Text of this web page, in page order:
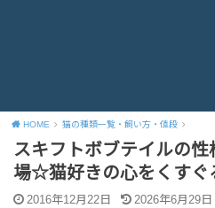
HOME 猫の種類一覧・飼い方・値段
スキフトボブテイルの
場☆猫好きの心をくすぐ
2016年12月22日 2026年6月29日